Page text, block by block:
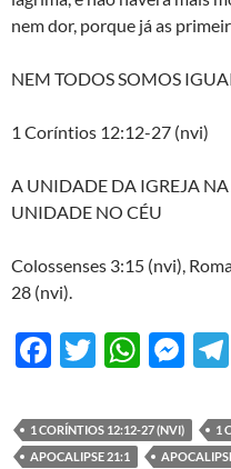
nem dor, porque já as
NEM TODOS SOMOS
1 Coríntios 12:12-27 (nvi)
A UNIDADE DA IGREJA
UNIDADE NO CÉU
Colossenses 3:15 (nvi),
28 (nvi).
F
e
b
T
itt
er
W
at
s
M
se
n
1 CORÍNTIOS 12:12-27 (NVI) 1
APOCALIPSE 21:1